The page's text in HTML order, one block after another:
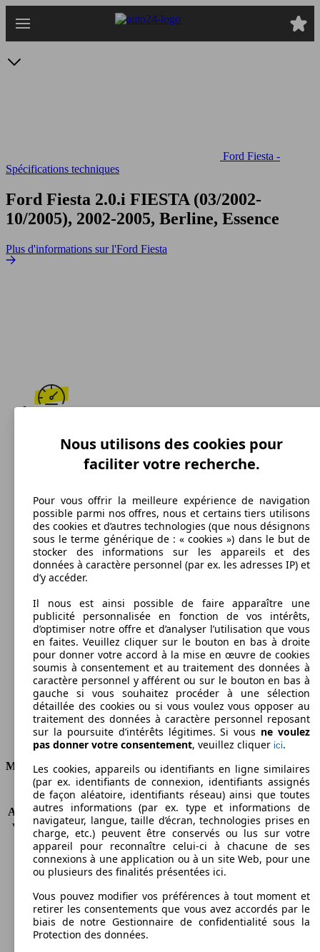
au
Ford Fiesta -
Spécifications techniques
Ford Fiesta 2.0.i FIESTA (03/2002-
10/2005), 2002-2005, Berline, Essence
Plus d'informations sur l'Ford Fiesta
Vitesse maximale
Essence
Carburant
179 g/km
Émissions de CO2 (combinées)*
Ø 7.4 l/100km
Consommation
Moteur et Puissance
KW (CH)
110 kW (150 PS)
Accélération (0-100 km/h) 8.4s
Vitesse maximale (km/h)
179 km/h
Nombre de vitesses
5
Couple
190 nm
Cylindrée
1999 ccm
Cylindres
4
Transmission
Boîte manuelle
Type de traction
Traction avant
Nous utilisons des cookies pour
faciliter votre recherche.
Pour vous offrir la meilleure expérience de navigation
possible parmi nos offres, nous et certains tiers utilisons
des cookies et d’autres technologies (que nous désignons
sous le terme générique de : « cookies ») dans le but de
stocker des informations sur les appareils et des
données à caractère personnel (par ex. les adresses IP) et
d’y accéder.
Il nous est ainsi possible de faire apparaître une
publicité personnalisée en fonction de vos intérêts,
d’optimiser notre offre et d’analyser l’utilisation que vous
en faites. Veuillez cliquer sur le bouton en bas à droite
pour donner votre accord à la mise en œuvre de cookies
soumis à consentement et au traitement des données à
caractère personnel y afférent ou sur le bouton en bas à
gauche si vous souhaitez procéder à une sélection
détaillée des cookies ou si vous voulez vous opposer au
traitement des données à caractère personnel reposant
sur la poursuite d’intérêts légitimes. Si vous ne voulez
pas donner votre consentement, veuillez cliquer ici.
Les cookies, appareils ou identifiants en ligne similaires
(par ex. identifiants de connexion, identifiants assignés
de façon aléatoire, identifiants réseau) ainsi que toutes
autres informations (par ex. type et informations de
navigateur, langue, taille d’écran, technologies prises en
charge, etc.) peuvent être conservés ou lus sur votre
appareil pour reconnaître celui-ci à chacune de ses
connexions à une application ou à un site Web, pour une
ou plusieurs des finalités présentées ici.
Vous pouvez modifier vos préférences à tout moment et
retirer les consentements que vous avez accordés par le
biais de notre Gestionnaire de confidentialité sous la
Protection des données.